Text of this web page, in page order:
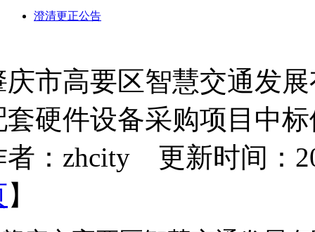
澄清更正公告
庆市高要区智慧交通发
套硬件设备采购项目中
者：zhcity 更新时间：
】